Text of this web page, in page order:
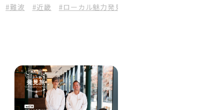
BREWERY #ビール飲み比べ
#難波 #近畿 #ローカル魅力発見旅